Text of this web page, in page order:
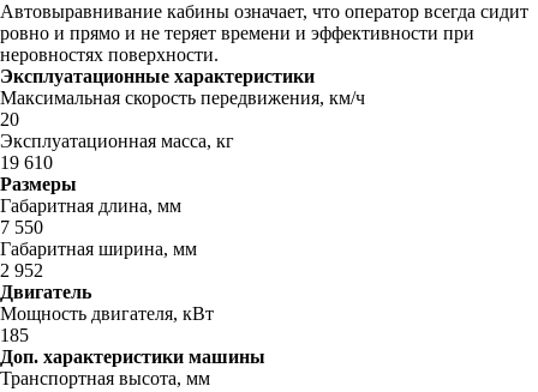
Автовыравнивание кабины означает, что оператор всегда сидит
ровно и прямо и не теряет времени и эффективности при
неровностях поверхности.
Эксплуатационные характеристики
Максимальная скорость передвижения, км/ч
20
Эксплуатационная масса, кг
19 610
Размеры
Габаритная длина, мм
7 550
Габаритная ширина, мм
2 952
Двигатель
Мощность двигателя, кВт
185
Доп. характеристики машины
Транспортная высота, мм